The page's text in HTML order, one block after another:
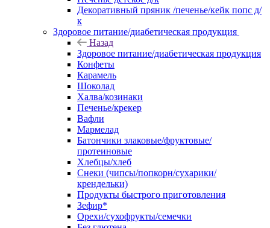
Декоративный пряник /печенье/кейк попс д/
к
Здоровое питание/диабетическая продукция
Назад
Здоровое питание/диабетическая продукция
Конфеты
Карамель
Шоколад
Халва/козинаки
Печенье/крекер
Вафли
Мармелад
Батончики злаковые/фруктовые/
протеиновые
Хлебцы/хлеб
Снеки (чипсы/попкорн/сухарики/
крендельки)
Продукты быстрого приготовления
Зефир*
Орехи/сухофрукты/семечки